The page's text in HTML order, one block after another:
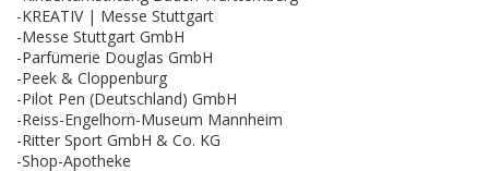
-KREATIV | Messe Stuttgart
-Messe Stuttgart GmbH
-Parfümerie Douglas GmbH
-Peek & Cloppenburg
-Pilot Pen (Deutschland) GmbH
-Reiss-Engelhorn-Museum Mannheim
-Ritter Sport GmbH & Co. KG
-Shop-Apotheke